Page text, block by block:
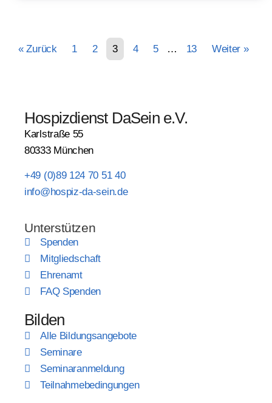
« Zurück 1 2 3 4 5 … 13 Weiter »
Hospizdienst DaSein e.V.
Karlstraße 55
80333 München
+49 (0)89 124 70 51 40
info@hospiz-da-sein.de
Unterstützen
Spenden
Mitgliedschaft
Ehrenamt
FAQ Spenden
Bilden
Alle Bildungsangebote
Seminare
Seminaranmeldung
Teilnahmebedingungen